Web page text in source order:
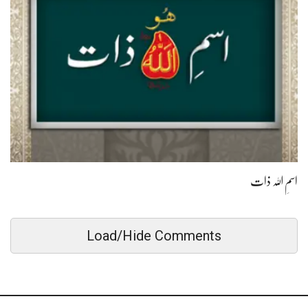
اسمِ اللہ ذات
Load/Hide Comments